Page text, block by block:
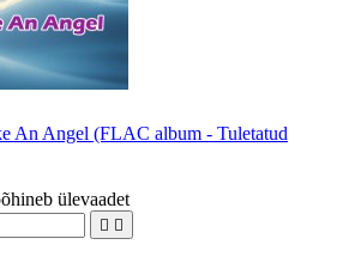
An Angel (FLAC album - Tuletatud
ülevaadet
 